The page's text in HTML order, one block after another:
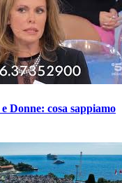
Donne: cosa sappiamo